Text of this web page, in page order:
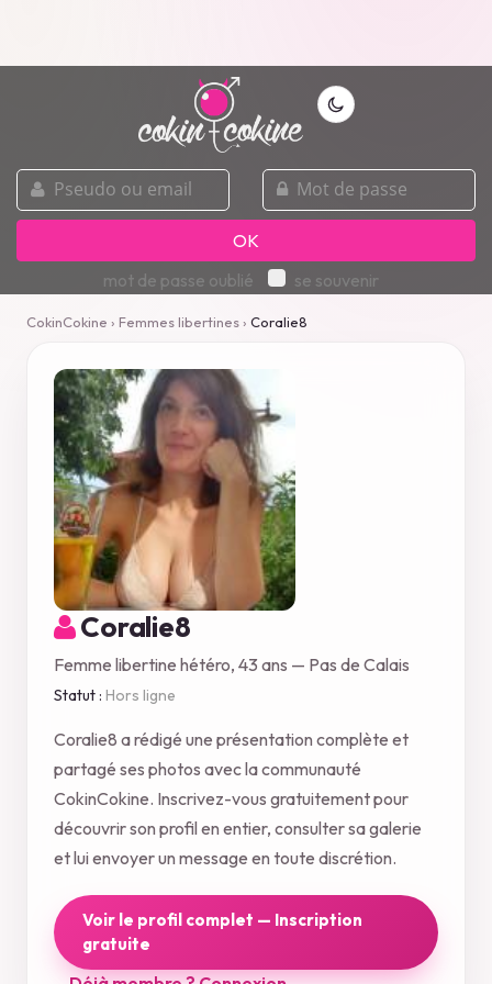
pseudo
ou
email
mot
de
passe
OK
mot de passe oublié
se souvenir
CokinCokine › Femmes libertines› Coralie8
Coralie8
Femme libertine hétéro, 43 ans — Pas de Calais
Statut : Hors ligne
Coralie8 a rédigé une présentation complète et
partagé ses photos avec la communauté
CokinCokine. Inscrivez-vous gratuitement pour
découvrir son profil en entier, consulter sa galerie
et lui envoyer un message en toute discrétion.
Voir le profil complet — Inscription
gratuite